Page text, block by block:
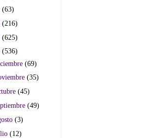
(63)
(216)
(625)
(536)
(69)
(35)
(45)
(49)
(3)
(12)